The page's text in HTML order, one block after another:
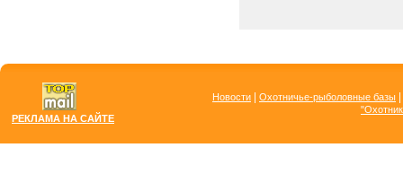
РЕКЛАМА НА САЙТЕ
Новости Охотничье-рыболовные базы